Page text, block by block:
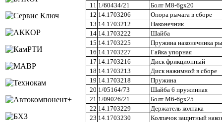
11 1/60434/21
Болт М8-6gх20
12 14.1703206
Опора рычага в сборе
13 14.1703212
Наконечник
14 14.1703222
Шайба
15 14.1703225
Пружина наконечника
16 14.1703227
Гайка упорная
17 14.1703216
Диск фрикционный
18 14.1703213
Диск нажимной в сборе
19 14.1703218
Пружина
20 1/05164/73
Шайба 6 пружинная
21 1/09026/21
Болт М6-6gх25
22 14.1703229
Держатель колпака
23 14.1703230
Колпачок защитный